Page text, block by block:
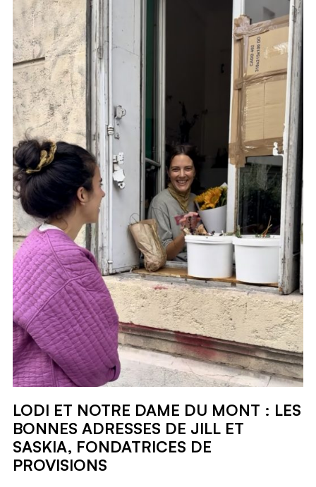
LODI ET NOTRE DAME DU MONT : LES
BONNES ADRESSES DE JILL ET
SASKIA, FONDATRICES DE
PROVISIONS